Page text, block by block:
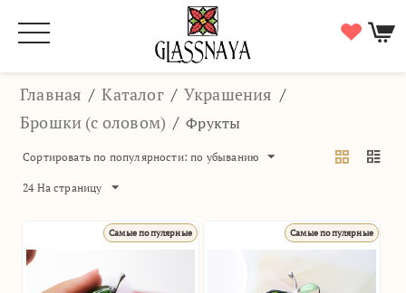
Главная / Каталог / Украшения /
Брошки (с оловом) / Фрукты
Сортировать по популярности: по убыванию
24 На страницу
Самые популярные Самые популярные